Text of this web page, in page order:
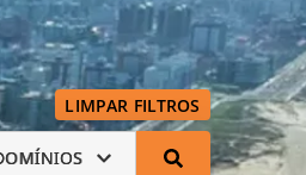
LIMPAR FILTROS